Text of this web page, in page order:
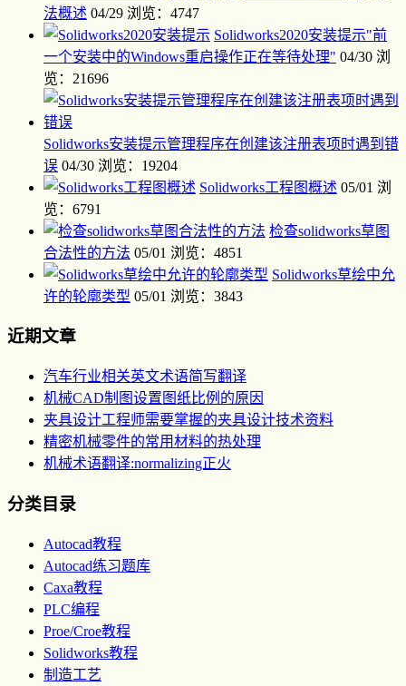
法概述 04/29 浏览：4747
Solidworks2020安装提示"前
一个安装中的Windows重启操作正在等待处理" 04/30 浏
览：21696
Solidworks安装提示管理程序在创建该注册表项时遇到错
误 04/30 浏览：19204
Solidworks工程图概述 05/01 浏
览：6791
检查solidworks草图
合法性的方法 05/01 浏览：4851
Solidworks草绘中允
许的轮廓类型 05/01 浏览：3843
近期文章
汽车行业相关英文术语简写翻译
机械CAD制图设置图纸比例的原因
夹具设计工程师需要掌握的夹具设计技术资料
精密机械零件的常用材料的热处理
机械术语翻译:normalizing正火
分类目录
Autocad教程
Autocad练习题库
Caxa教程
PLC编程
Proe/Croe教程
Solidworks教程
制造工艺